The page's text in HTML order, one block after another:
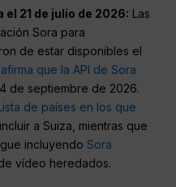
21 de julio de 2026: Las
Sora para
de estar disponibles el
que la API de Sora
de septiembre de 2026.
de países en los que
a Suiza, mientras que
incluyendoSora
vídeo heredados.